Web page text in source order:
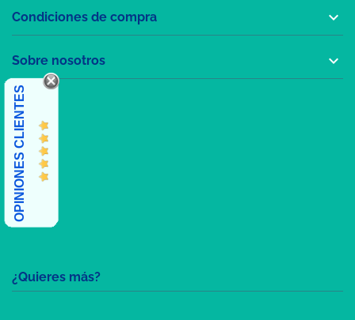
¿Quieres más?
Condiciones de compra 
Sobre nosotros 
OPINIONES CLIENTES